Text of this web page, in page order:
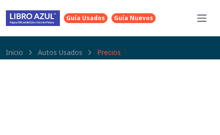
Guía Usados Guía Nuevos
Inicio Autos Usados Precios